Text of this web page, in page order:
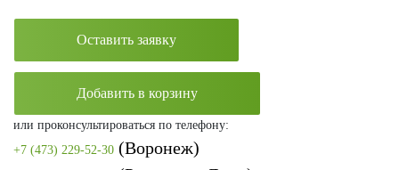
Оставить заявку
Добавить в корзину
или проконсультироваться по телефону:
+7 (473) 229-52-30 (Воронеж)